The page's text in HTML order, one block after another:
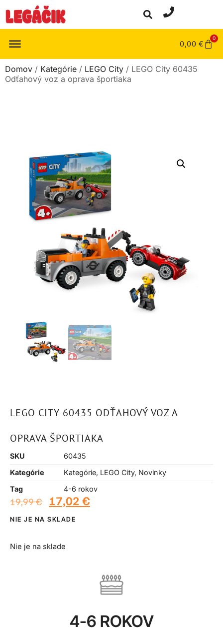
0,00 €
0
Domov / Kategórie / LEGO City / LEGO City 60435
Odťahový voz a oprava športiaka
LEGO CITY 60435 ODŤAHOVÝ VOZ A
OPRAVA ŠPORTIAKA
SKU
60435
Kategórie
Kategórie, LEGO City, Novinky
Tag
4-6 rokov
19,99€ 17,02 €
NIE JE NA SKLADE
Nie je na sklade
4-6 ROKOV